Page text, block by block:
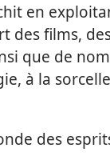
en
films,
que de
à la
des